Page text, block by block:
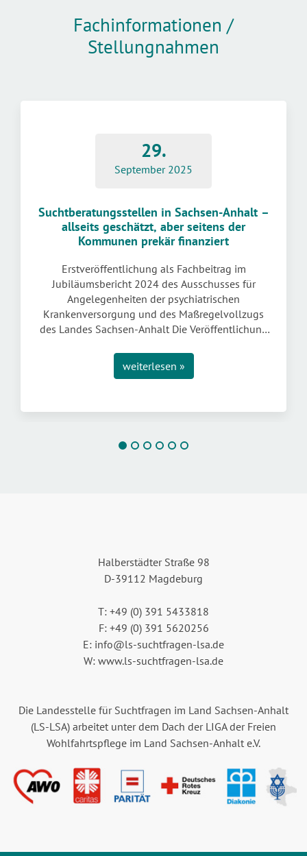
Fachinformationen /
Stellungnahmen
29.
September 2025
Suchtberatungsstellen in Sachsen-Anhalt –
allseits geschätzt, aber seitens der
Kommunen prekär finanziert
Erstveröffentlichung als Fachbeitrag im
Jubiläumsbericht 2024 des Ausschusses für
Angelegenheiten der psychiatrischen
Krankenversorgung und des Maßregelvollzugs
des Landes Sachsen-Anhalt Die Veröffentlichung
Leistungen und Herausforderungen dieser
besonderen Dienste. Suchtberatungsstellen in
weiterlesen »
Halberstädter Straße 98
D-39112 Magdeburg
T: +49 (0) 391 5433818
F: +49 (0) 391 5620256
E: info@ls-suchtfragen-lsa.de
W: www.ls-suchtfragen-lsa.de
Die Landesstelle für Suchtfragen im Land Sachsen-Anhalt
(LS-LSA) arbeitet unter dem Dach der LIGA der Freien
Wohlfahrtspflege im Land Sachsen-Anhalt e.V.